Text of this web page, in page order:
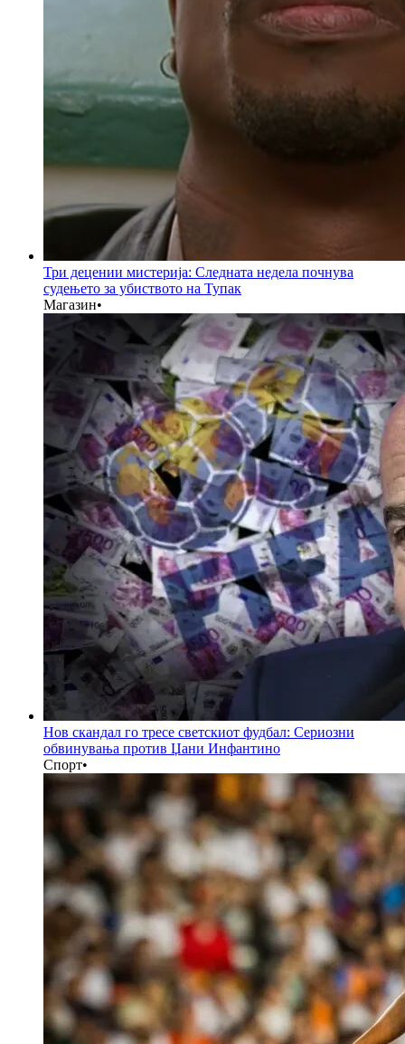
Три децении мистерија: Следната недела почнува
судењето за убиството на Тупак
Магазин•
Нов скандал го тресе светскиот фудбал: Сериозни
обвинувања против Џани Инфантино
Спорт•